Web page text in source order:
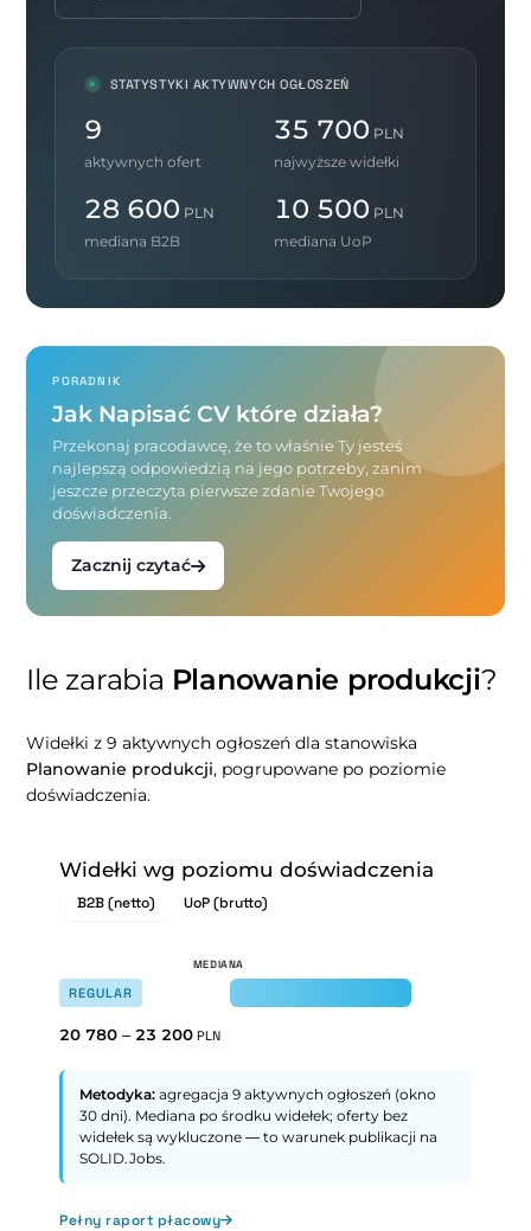
STATYSTYKI AKTYWNYCH OGŁOSZEŃ
9
aktywnych ofert
35 700 PLN
najwyższe widełki
28 600 PLN
mediana B2B
10 500 PLN
mediana UoP
PORADNIK
Jak Napisać CV które działa?
Przekonaj pracodawcę, że to właśnie Ty jesteś
najlepszą odpowiedzią na jego potrzeby, zanim
jeszcze przeczyta pierwsze zdanie Twojego
doświadczenia.
Zacznij czytać
Ile zarabia Planowanie produkcji?
Widełki z 9 aktywnych ogłoszeń dla stanowiska
Planowanie produkcji, pogrupowane po poziomie
doświadczenia.
Widełki wg poziomu doświadczenia
B2B (netto) UoP (brutto)
REGULAR
20 780 – 23 200 PLN
Metodyka: agregacja 9 aktywnych ogłoszeń (okno
30 dni). Mediana po środku widełek; oferty bez
widełek są wykluczone — to warunek publikacji na
SOLID.Jobs.
Pełny raport płacowy